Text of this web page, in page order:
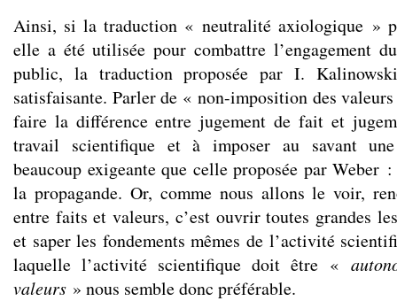
Ainsi, si la traduction « neutralité axiologique »
elle a été utilisée pour combattre l’engagement
public, la traduction proposée par I.
satisfaisante. Parler de « non-imposition des
faire la différence entre jugement de fait et
travail scientifique et à imposer au savant
beaucoup exigeante que celle proposée par Weber
la propagande. Or, comme nous allons le voir,
entre faits et valeurs, c’est ouvrir toutes grandes
et saper les fondements mêmes de l’activité
laquelle l’activité scientifique doit être «
valeurs » nous semble donc préférable.